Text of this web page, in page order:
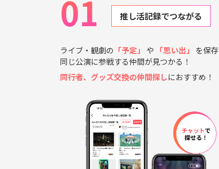
01 推し活記録でつながる
ライブ・観劇の 「予定」 や 「思い出」
を保存
同じ公演に参戦する仲間が見つかる！
同行者、グッズ交換の仲間探しにおすすめ！